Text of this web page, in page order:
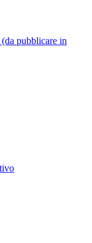
pubblicare in